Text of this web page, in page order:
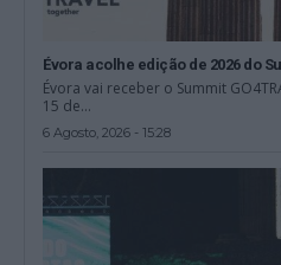
Évora acolhe edição de 2026 do
Évora vai receber o Summit
15 de...
6 Agosto, 2026 - 15:28